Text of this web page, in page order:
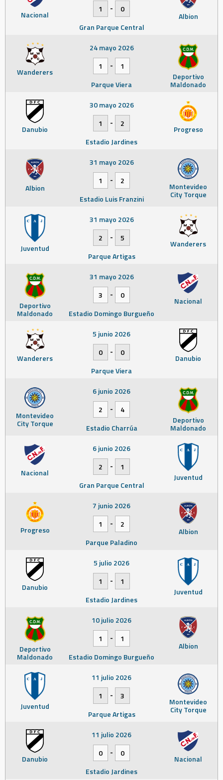
Nacional Albion
1
-
0
Gran Parque Central
Wanderers Deportivo
Maldonado
24 mayo 2026
1
-
1
Parque Viera
Danubio Progreso
30 mayo 2026
1
-
2
Estadio Jardines
Albion Montevideo
City Torque
31 mayo 2026
1
-
2
Estadio Luis Franzini
Juventud Wanderers
31 mayo 2026
2
-
5
Parque Artigas
Deportivo
Maldonado
Nacional
31 mayo 2026
3
-
0
Estadio Domingo Burgueño
Wanderers Danubio
5 junio 2026
0
-
0
Parque Viera
Montevideo
City Torque Deportivo
Maldonado
6 junio 2026
2
-
4
Estadio Charrúa
Nacional Juventud
6 junio 2026
2
-
1
Gran Parque Central
Progreso Albion
7 junio 2026
1
-
2
Parque Paladino
Danubio Juventud
5 julio 2026
1
-
1
Estadio Jardines
Deportivo
Maldonado
Albion
10 julio 2026
1
-
1
Estadio Domingo Burgueño
Juventud Montevideo
City Torque
11 julio 2026
1
-
3
Parque Artigas
Danubio Nacional
11 julio 2026
0
-
0
Estadio Jardines